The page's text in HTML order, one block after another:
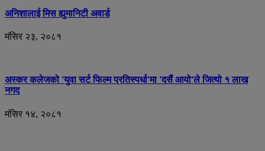
अनिशालाई मिस ह्युमानिटी अवार्ड
मंसिर २३, २०८१
अस्कर कलेजको 'युवा सर्ट फिल्म प्रतिस्पर्धा'मा 'दसैं आयो'ले जित्यो १ लाख
नगद
मंसिर १४, २०८१